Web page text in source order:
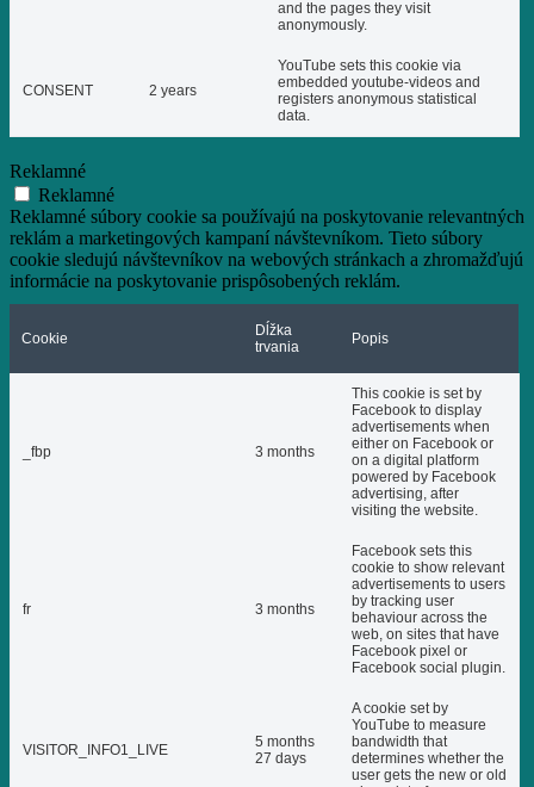
and the pages they visit
anonymously.
CONSENT 2 years
YouTube sets this cookie via
embedded youtube-videos and
registers anonymous statistical
data.
Reklamné
Reklamné
Reklamné súbory cookie sa používajú na poskytovanie relevantných
reklám a marketingových kampaní návštevníkom. Tieto súbory
cookie sledujú návštevníkov na webových stránkach a zhromažďujú
informácie na poskytovanie prispôsobených reklám.
Cookie
Dĺžka
trvania
Popis
_fbp 3 months
This cookie is set by
Facebook to display
advertisements when
either on Facebook or
on a digital platform
powered by Facebook
advertising, after
visiting the website.
fr 3 months
Facebook sets this
cookie to show relevant
advertisements to users
by tracking user
behaviour across the
web, on sites that have
Facebook pixel or
Facebook social plugin.
VISITOR_INFO1_LIVE
5 months
27 days
A cookie set by
YouTube to measure
bandwidth that
determines whether the
user gets the new or old